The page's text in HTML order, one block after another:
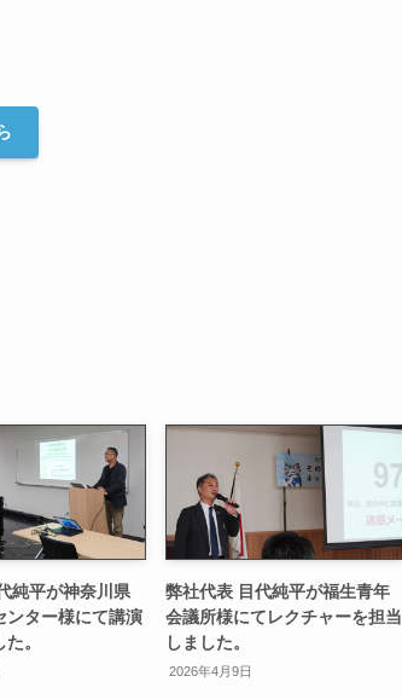
純平が神奈川県
ンター様にて講演
。
弊社代表 目代純平が福生青年
会議所様にてレクチャーを担当
しました。
2026年4月9日